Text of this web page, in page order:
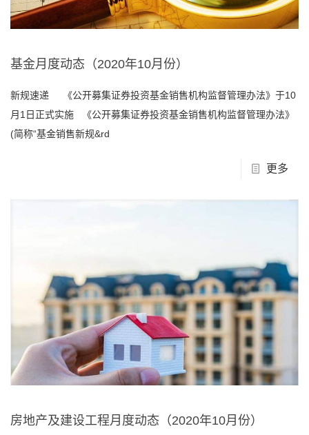
基金月度动态（2020年10月份）
新规速递 《公开募集证券投资基金销售机构监督管理办法》于10
月1日正式实施 《公开募集证券投资基金销售机构监督管理办法》
(简称“基金销售新规&rd
更多
房地产及建设工程月度动态（2020年10月份）